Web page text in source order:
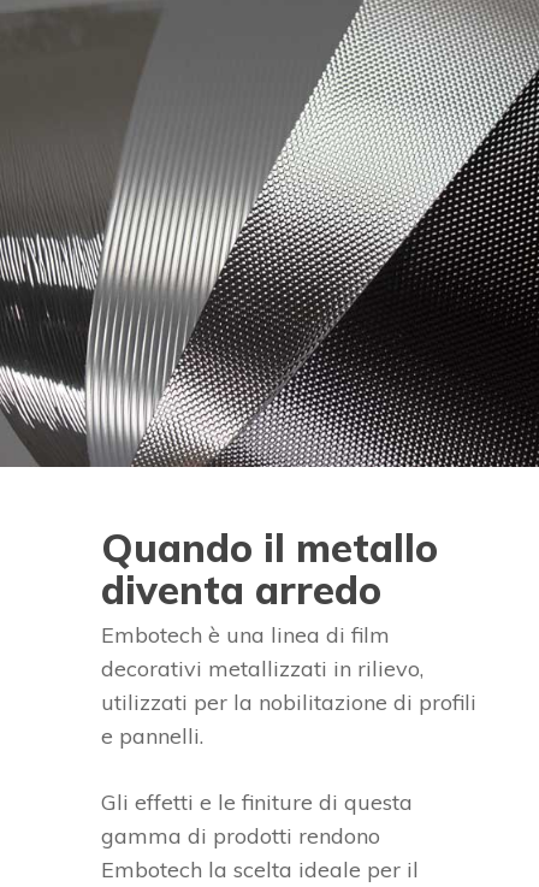
Quando il metallo
diventa arredo
Embotech è una linea di film
decorativi metallizzati in rilievo,
utilizzati per la nobilitazione di profili
e pannelli.
Gli effetti e le finiture di questa
gamma di prodotti rendono
Embotech la scelta ideale per il